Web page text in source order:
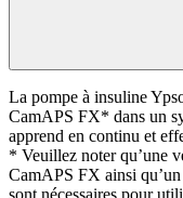
La pompe à insuline
CamAPS FX* dans un
apprend en continu et
* Veuillez noter qu’une
CamAPS FX ainsi
sont nécessaires pour